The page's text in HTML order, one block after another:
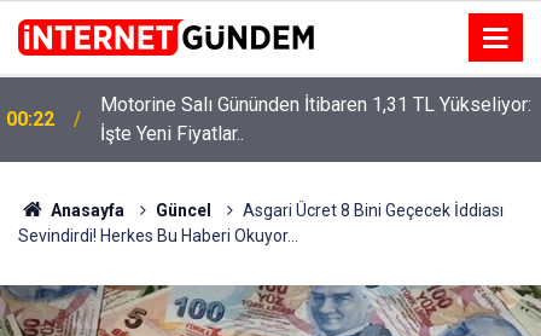
00:22
Motorine Salı Gününden İtibaren 1,31 TL Yükseliyor:
İşte Yeni Fiyatlar..
Anasayfa Güncel
Asgari Ücret 8 Bini Geçecek İddiası
Sevindirdi! Herkes Bu Haberi Okuyor…